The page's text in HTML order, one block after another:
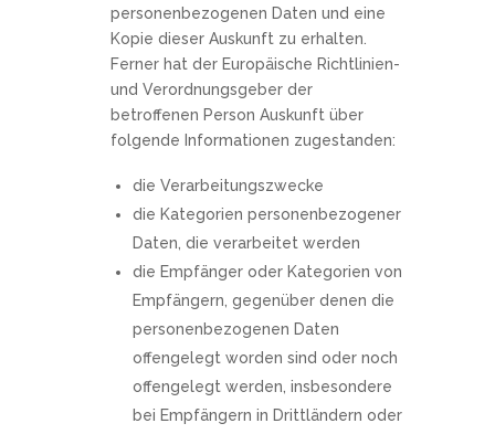
personenbezogenen Daten und eine
Kopie dieser Auskunft zu erhalten.
Ferner hat der Europäische Richtlinien-
und Verordnungsgeber der
betroffenen Person Auskunft über
folgende Informationen zugestanden:
die Verarbeitungszwecke
die Kategorien personenbezogener
Daten, die verarbeitet werden
die Empfänger oder Kategorien von
Empfängern, gegenüber denen die
personenbezogenen Daten
offengelegt worden sind oder noch
offengelegt werden, insbesondere
bei Empfängern in Drittländern oder